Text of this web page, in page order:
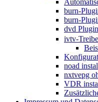
burn-
burn-
dvd Plugin
ivtv-
noad
nxtvepg
VDR